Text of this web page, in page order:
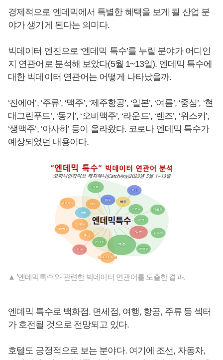
경제적으로 엔데믹에서 특별한 혜택을 보게 될 산업 분
야가 생기게 된다는 의미다.
빅데이터 엔진으로 ‘엔데믹 특수’를 누릴 분야가 어디인
지 연관어로 분석해 보았다(5월 1~13일). 엔데믹 특수에
대한 빅데이터 연관어는 어떻게 나타났을까.
‘진에어’, ‘주류’, ‘맥주’, ‘제주항공’, ‘일본’, ‘여름’, ‘중심’, ‘현
대그린푸드’, ‘동기’, ‘오비맥주’, ‘라운드’, ‘렌즈’, ‘위스키’,
‘생맥주’, ‘아사히’ 등이 올라왔다. 코로나 엔데믹 특수가
예상되었던 내용이다.
▲ '엔데믹특수'와 관련한 빅데이터 연관어를 도출한 결과.
엔데믹 특수로 백화점. 면세점, 여행, 항공, 주류 등 섹터
가 호전될 것으로 전망되고 있다.
호텔도 긍정적으로 보는 분야다. 여기에 조선, 자동차,